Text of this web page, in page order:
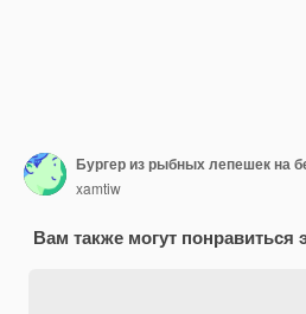
Бургер из рыбных лепешек на
xamtiw
Вам также могут понравиться